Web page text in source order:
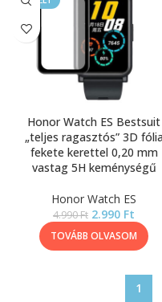
Honor Watch ES Bestsuit
„teljes ragasztós” 3D fólia
fekete kerettel 0,20 mm
vastag 5H keménységű
Honor Watch ES
4.990Ft 2.990 Ft
TOVÁBB OLVASOM
1